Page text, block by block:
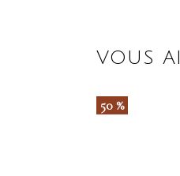
VOUS
50 %